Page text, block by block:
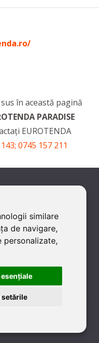
similare
de navigare,
personalizate,
setările
în această pagină
PARADISE
EUROTENDA
0745 157 211
firmă?
PARADISE S.R.L., ai